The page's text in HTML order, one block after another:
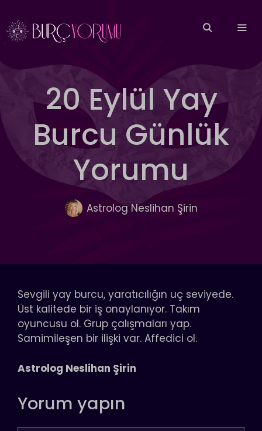
atla
20 Eylül Yay
Burcu Günlük
Yorumu
Astrolog Neslihan Şirin
Sevgili yay burcu, yaratıcılığın uç seviyede.
Üst kalitede bir iş onaylanıyor. Takım
oyuncusu ol. Grup çalışmaları yap.
Samimileşen bir ilişki var. Affedici ol.
Astrolog Neslihan Şirin
Yorum yapın